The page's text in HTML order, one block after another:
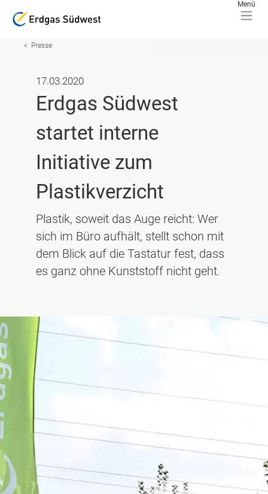
Presse
17.03.2020
Erdgas Südwest
startet interne
Initiative zum
Plastikverzicht
Plastik, soweit das Auge reicht: Wer
sich im Büro aufhält, stellt schon mit
dem Blick auf die Tastatur fest, dass
es ganz ohne Kunststoff nicht geht.